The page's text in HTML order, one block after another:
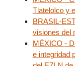
Tlatelolco y
BRASIL-
visiones del
MÉXICO -
e integridad